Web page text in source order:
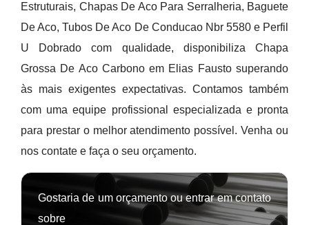
Estruturais, Chapas De Aco Para Serralheria, Baguete
De Aco, Tubos De Aco De Conducao Nbr 5580 e Perfil
U Dobrado com qualidade, disponibiliza Chapa
Grossa De Aco Carbono em Elias Fausto superando
às mais exigentes expectativas. Contamos também
com uma equipe profissional especializada e pronta
para prestar o melhor atendimento possível. Venha ou
nos contate e faça o seu orçamento.
Gostaria de um orçamento ou entrar em contato
sobre